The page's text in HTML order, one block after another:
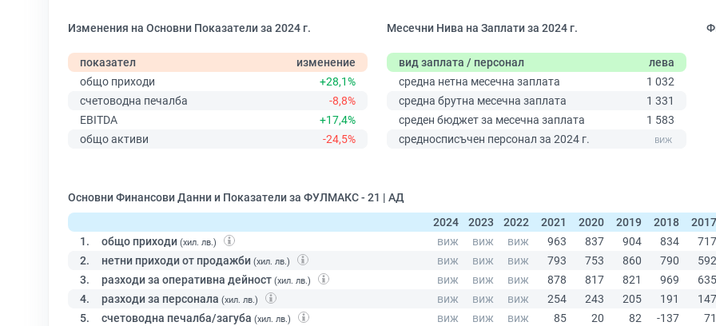
Изменения на Основни Показатели за 2024 г.
показател
изменение
общо приходи
+28,1%
счетоводна печалба
-8,8%
EBITDA
+17,4%
общо активи
-24,5%
Месечни Нива на Заплати за 2024 г.
вид заплата / персонал
лева
средна нетна месечна заплата
1 032
средна брутна месечна заплата
1 331
среден бюджет за месечна заплата
1 583
средносписъчен персонал за 2024 г.
Основни Финансови Данни и Показатели за ФУЛМАКС - 21 | АД
2024
2023 2022 2021 2020 2019 2018
2017
1.
общо приходи (хил. лв.)
2. нетни приходи от продажби (хил. лв.)
3. разходи за оперативна дейност (хил. лв.)
4. разходи за персонала (хил. лв.)
5. счетоводна печалба/загуба (хил. лв.)